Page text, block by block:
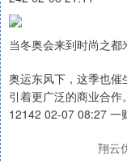
当冬奥会来到时尚之都
奥运东风下，这季也催
引着更广泛的商业合作。
12142 02-07 08:27 一
翔云